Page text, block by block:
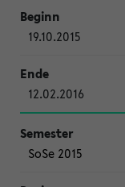
19.10.2015
12.02.2016
SoSe 2015